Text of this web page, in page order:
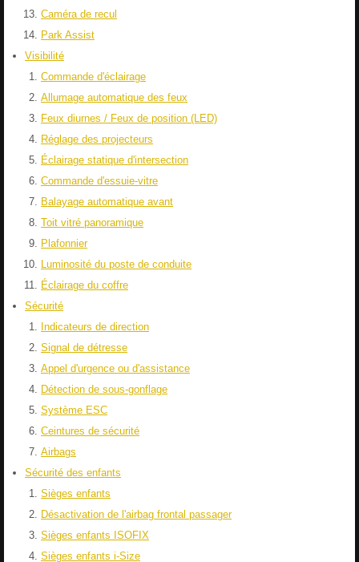
Caméra de recul
Park Assist
Visibilité
Commande d'éclairage
Allumage automatique des feux
Feux diurnes / Feux de position (LED)
Réglage des projecteurs
Éclairage statique d'intersection
Commande d'essuie-vitre
Balayage automatique avant
Toit vitré panoramique
Plafonnier
Luminosité du poste de conduite
Éclairage du coffre
Sécurité
Indicateurs de direction
Signal de détresse
Appel d'urgence ou d'assistance
Détection de sous-gonflage
Système ESC
Ceintures de sécurité
Airbags
Sécurité des enfants
Sièges enfants
Désactivation de l'airbag frontal passager
Sièges enfants ISOFIX
Sièges enfants i-Size